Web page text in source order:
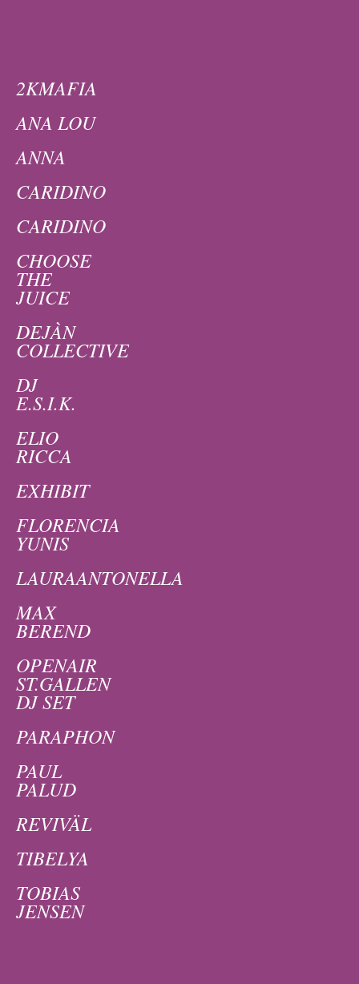
2KMAFIA
ANA LOU
ANNA
CARIDINO
CARIDINO
CHOOSE
THE
JUICE
DEJÀN
COLLECTIVE
DJ
E.S.I.K.
ELIO
RICCA
EXHIBIT
FLORENCIA
YUNIS
LAURAANTONELLA
MAX
BEREND
OPENAIR
ST.GALLEN
DJ SET
PARAPHON
PAUL
PALUD
REVIVÄL
TIBELYA
TOBIAS
JENSEN